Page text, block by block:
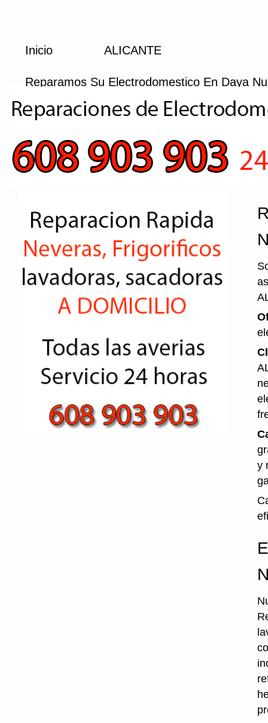
Inicio ALICANTE
Reparamos Su Electrodomestico En Daya
y